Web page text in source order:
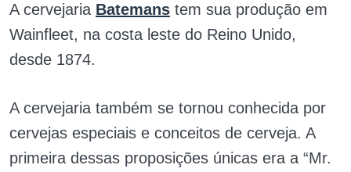
A cervejaria Batemans tem sua produção em
Wainfleet, na costa leste do Reino Unido,
desde 1874.
A cervejaria também se tornou conhecida por
cervejas especiais e conceitos de cerveja. A
primeira dessas proposições únicas era a “Mr.